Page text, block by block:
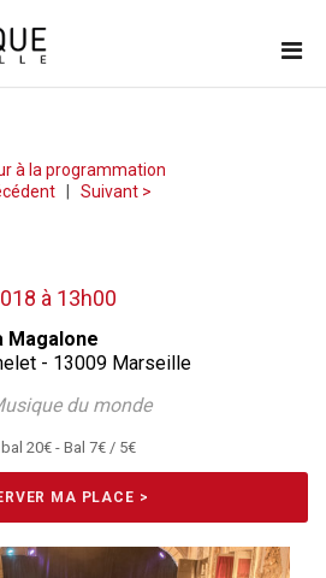
à la programmation
| Suivant >
à 13h00
Magalone
- 13009 Marseille
du monde
20€ - Bal 7€ / 5€
MA PLACE >